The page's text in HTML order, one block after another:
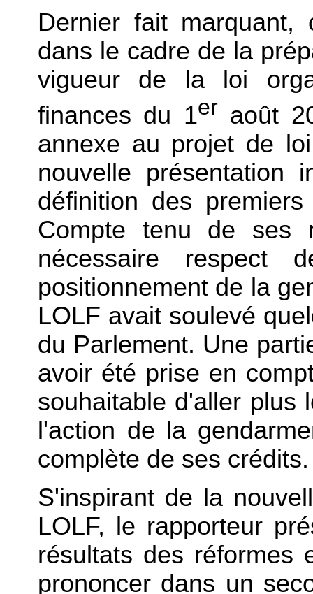
Dernier fait
dans le cadre de la
vigueur de la loi
finances du 1er août
annexe au projet de
nouvelle présentation
définition des
Compte tenu de ses
nécessaire respect
positionnement de la
LOLF avait soulevé
du Parlement. Une
avoir été prise en
souhaitable d'aller plus
l'action de la
complète de ses crédits.
S'inspirant de la
LOLF, le rapporteur
résultats des réformes
prononcer dans un